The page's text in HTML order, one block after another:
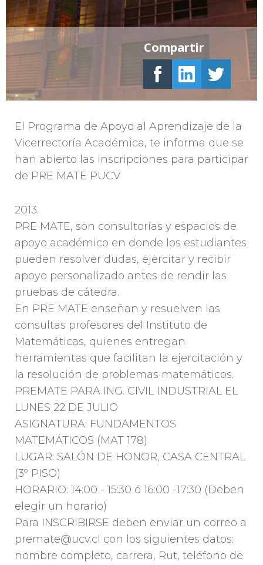
El Programa de Apoyo al Aprendizaje de la
Vicerrectoría Académica, te informa que se
han abierto las inscripciones para participar
de PRE MATE PUCV
2013.
PRE MATE, son consultorías y espacios de
apoyo académico en donde los estudiantes
pueden resolver dudas, ejercitar y recibir
apoyo personalizado antes de rendir las
pruebas de cátedra.
En PRE MATE enseñan y resuelven las
consultas profesores del Instituto de
Matemáticas, quienes entregan
herramientas que facilitan la ejercitación y
la resolución de problemas matemáticos.
PREMATE PARA ING. CIVIL INDUSTRIAL EL
LUNES 22 DE JULIO
ASIGNATURA: FUNDAMENTOS
MATEMÁTICOS (MAT 178)
LUGAR: SALÓN DE HONOR, CASA CENTRAL
(3º PISO)
HORARIO: 14:00 - 15:30 ó 16:00 -17:30 (Deben
elegir un horario)
Para INSCRIBIRSE deben enviar un correo a
premate@ucv.cl con los siguientes datos:
nombre completo, carrera, Rut, teléfono de
Compartir